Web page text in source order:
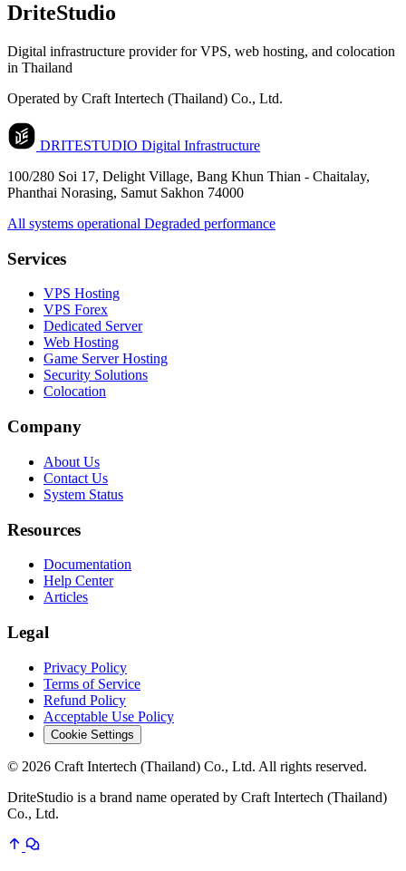
DriteStudio
Digital infrastructure provider for VPS, web hosting, and colocation
in Thailand
Operated by Craft Intertech (Thailand) Co., Ltd.
DRITESTUDIO Digital Infrastructure
100/280 Soi 17, Delight Village, Bang Khun Thian - Chaitalay,
Phanthai Norasing, Samut Sakhon 74000
All systems operational Degraded performance
Services
VPS Hosting
VPS Forex
Dedicated Server
Web Hosting
Game Server Hosting
Security Solutions
Colocation
Company
About Us
Contact Us
System Status
Resources
Documentation
Help Center
Articles
Legal
Privacy Policy
Terms of Service
Refund Policy
Acceptable Use Policy
Cookie Settings
© 2026 Craft Intertech (Thailand) Co., Ltd. All rights reserved.
DriteStudio is a brand name operated by Craft Intertech (Thailand)
Co., Ltd.